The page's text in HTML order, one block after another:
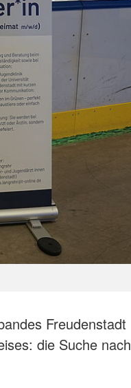
Freudenstadt
die Suche nach